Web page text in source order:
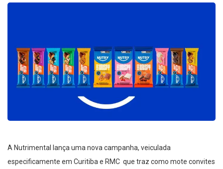
A Nutrimental lança uma nova campanha, veiculada
especificamente em Curitiba e RMC que traz como mote convites